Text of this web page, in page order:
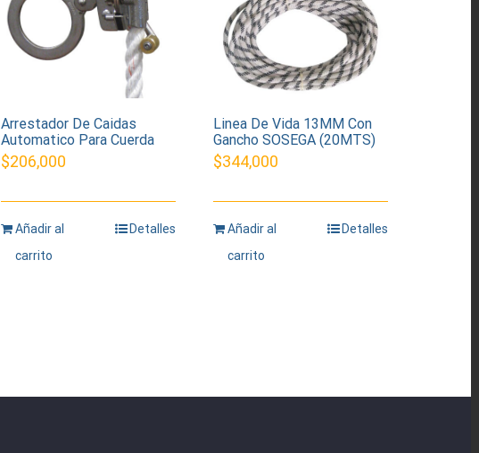
Arrestador De Caidas
Automatico Para Cuerda
$206,000
Añadir al
carrito
Detalles
Linea De Vida 13MM Con
Gancho SOSEGA (20MTS)
$344,000
Añadir al
carrito
Detalles